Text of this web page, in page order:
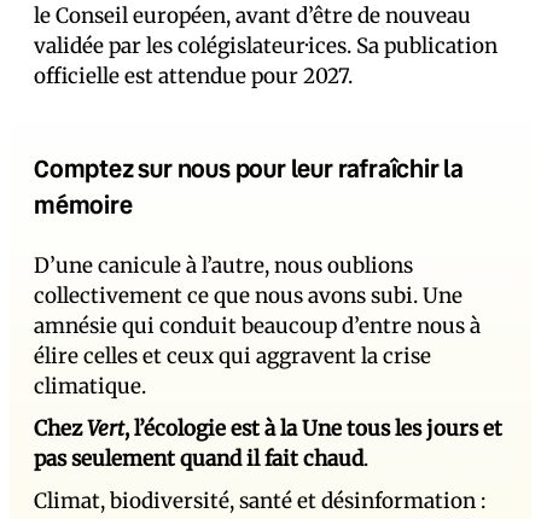
le Conseil européen, avant d’être de nouveau
validée par les colégislateur·ices. Sa publication
officielle est attendue pour 2027.
Comptez sur nous pour leur rafraîchir la
mémoire
D’une canicule à l’autre, nous oublions
collectivement ce que nous avons subi. Une
amnésie qui conduit beaucoup d’entre nous à
élire celles et ceux qui aggravent la crise
climatique.
ChezVert, l’écologie est à la Une tous les jours et
pas seulement quand il fait chaud.
Climat, biodiversité, santé et désinformation :